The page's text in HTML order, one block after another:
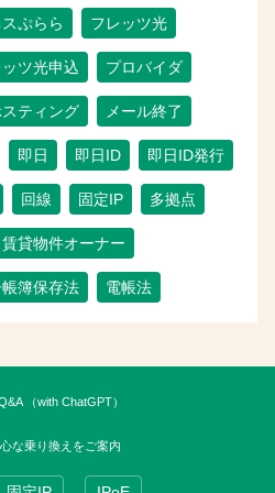
ぷらら フレッツ光
ツ光申込 プロバイダ
スティング メール終了
即日 即日ID 即日ID発行
回線 固定IP 多拠点
賃貸物件オーナー
簿保存法 電帳法
（with ChatGPT）
な乗り換えをご案内